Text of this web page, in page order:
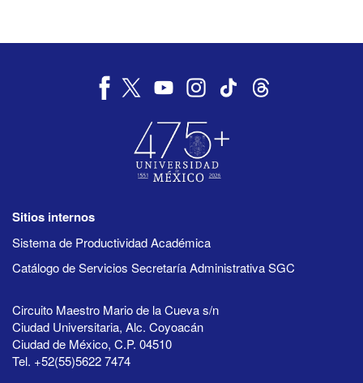
Sitios internos
Sistema de Productividad Académica
Catálogo de Servicios Secretaría Administrativa SGC
Circuito Maestro Mario de la Cueva s/n
Ciudad Universitaria, Alc. Coyoacán
Ciudad de México, C.P. 04510
Tel. +52(55)5622 7474